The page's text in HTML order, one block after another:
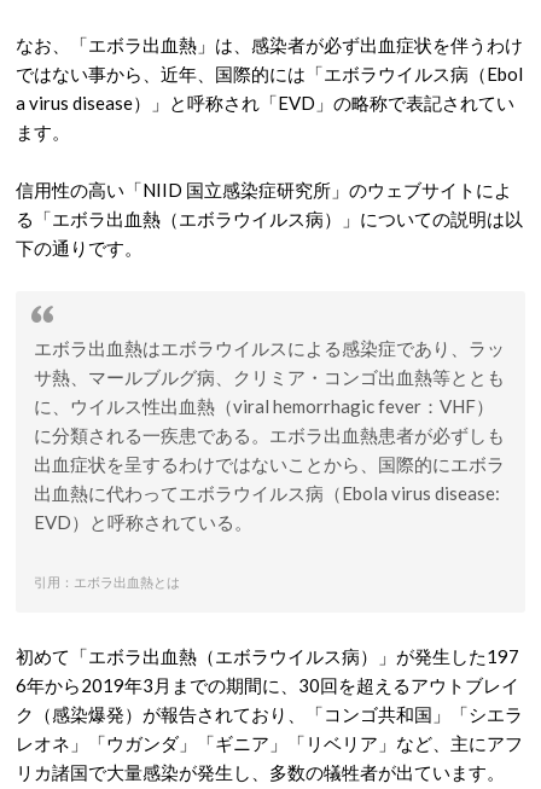
なお、「エボラ出血熱」は、感染者が必ず出血症状を伴うわけ
ではない事から、近年、国際的には「エボラウイルス病（Ebol
a virus disease）」と呼称され「EVD」の略称で表記されてい
ます。
信用性の高い「NIID 国立感染症研究所」のウェブサイトによ
る「エボラ出血熱（エボラウイルス病）」についての説明は以
下の通りです。
エボラ出血熱はエボラウイルスによる感染症であり、ラッ
サ熱、マールブルグ病、クリミア・コンゴ出血熱等ととも
に、ウイルス性出血熱（viral hemorrhagic fever：VHF）
に分類される一疾患である。エボラ出血熱患者が必ずしも
出血症状を呈するわけではないことから、国際的にエボラ
出血熱に代わってエボラウイルス病（Ebola virus disease:
EVD）と呼称されている。
引用：エボラ出血熱とは
初めて「エボラ出血熱（エボラウイルス病）」が発生した197
6年から2019年3月までの期間に、30回を超えるアウトブレイ
ク（感染爆発）が報告されており、「コンゴ共和国」「シエラ
レオネ」「ウガンダ」「ギニア」「リベリア」など、主にアフ
リカ諸国で大量感染が発生し、多数の犠牲者が出ています。